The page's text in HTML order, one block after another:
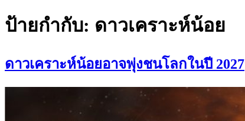
ป้ายกำกับ: ดาวเคราะห์น้อย
ดาวเคราะห์น้อยอาจพุ่งชนโลกในปี 2027